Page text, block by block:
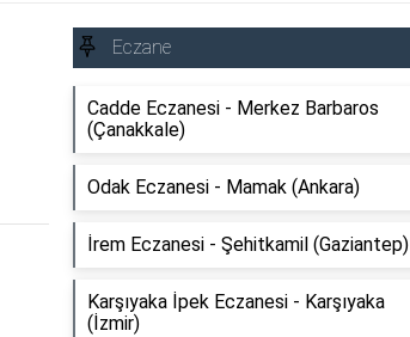
Eczane
Cadde Eczanesi - Merkez Barbaros
(Çanakkale)
Odak Eczanesi - Mamak (Ankara)
İrem Eczanesi - Şehitkamil (Gaziantep)
Karşıyaka İpek Eczanesi - Karşıyaka
(İzmir)